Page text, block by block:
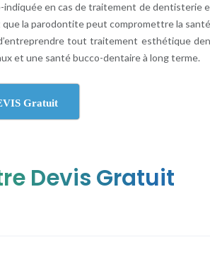
en cas de traitement de
que la parodontite peut compromettre la
tout traitement esthétique
et une santé bucco-dentaire à long terme.
Gratuit
Devis Gratuit